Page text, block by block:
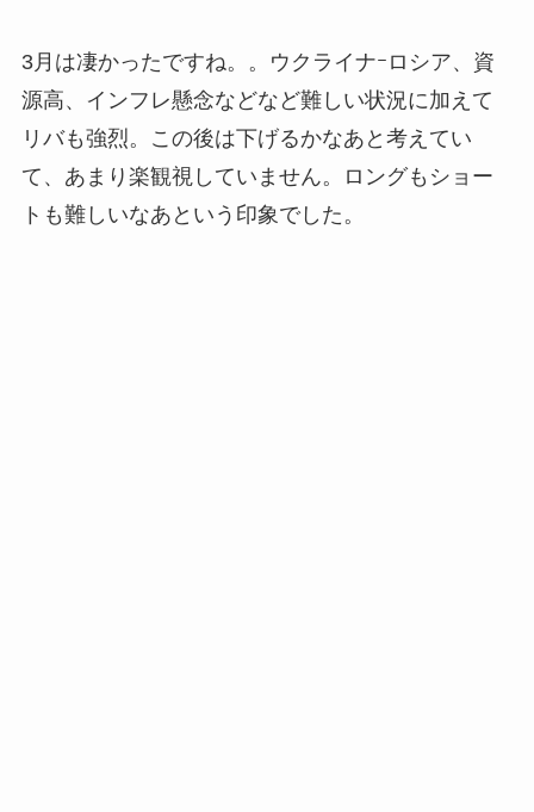
3月は凄かったですね。。ウクライナｰロシア、資
源高、インフレ懸念などなど難しい状況に加えて
リバも強烈。この後は下げるかなあと考えてい
て、あまり楽観視していません。ロングもショー
トも難しいなあという印象でした。